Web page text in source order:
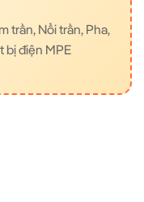
trần, Nổi trần, Pha,
bị điện MPE